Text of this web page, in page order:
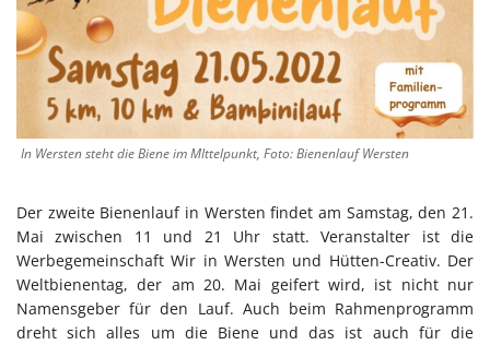
In Wersten steht die Biene im MIttelpunkt, Foto: Bienenlauf Wersten
Der zweite Bienenlauf in Wersten findet am Samstag, den 21.
Mai zwischen 11 und 21 Uhr statt. Veranstalter ist die
Werbegemeinschaft Wir in Wersten und Hütten-Creativ. Der
Weltbienentag, der am 20. Mai geifert wird, ist nicht nur
Namensgeber für den Lauf. Auch beim Rahmenprogramm
dreht sich alles um die Biene und das ist auch für die